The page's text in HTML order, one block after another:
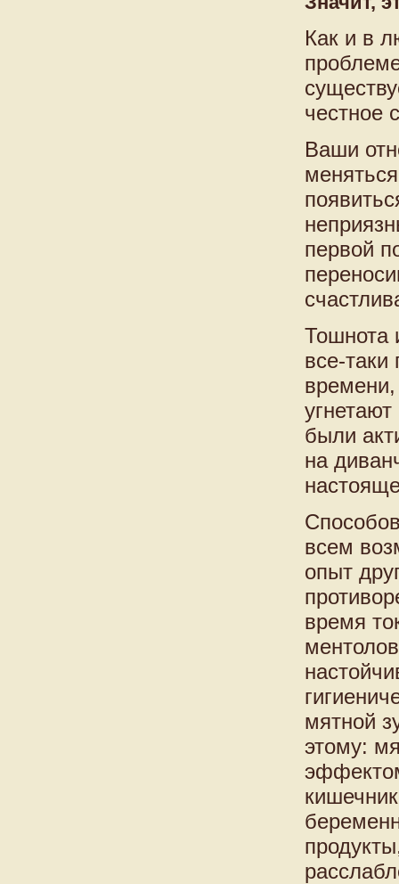
Как и в
честное
Ваши
первой
Тошнота
все-таки
времени,
были
на
всем
опыт
время
мятной
этому: